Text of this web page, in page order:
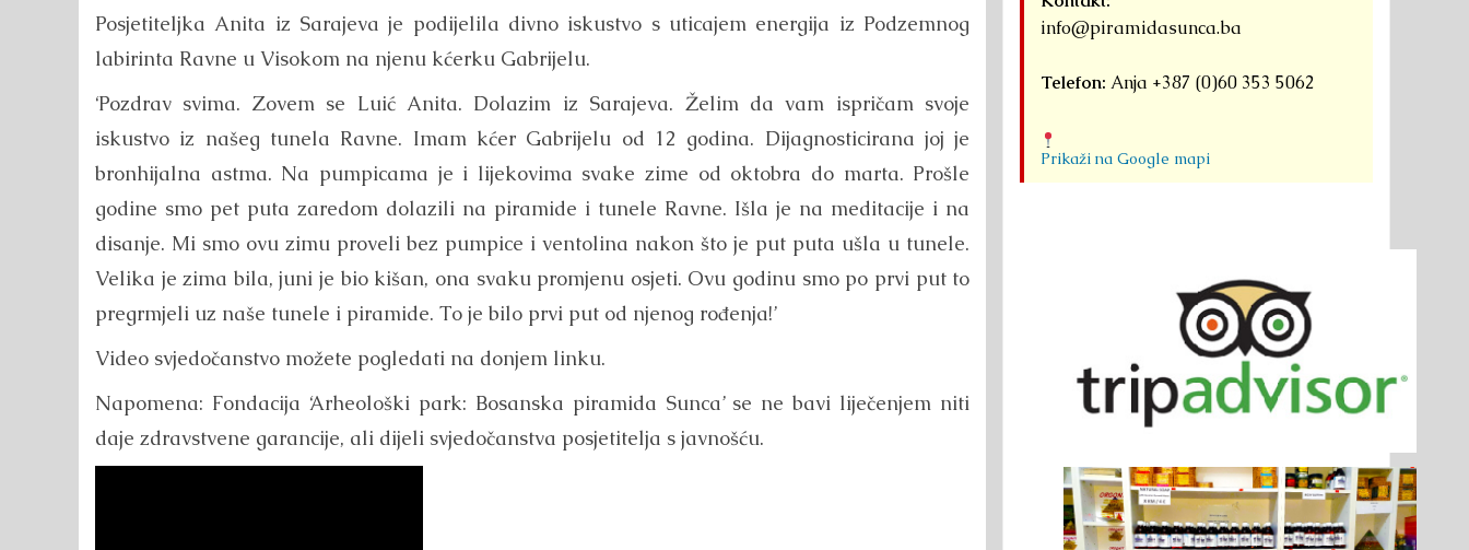
Posjetiteljka Anita iz Sarajeva je podijelila divno iskustvo s uticajem energija iz Podzemnog
labirinta Ravne u Visokom na njenu kćerku Gabrijelu.
‘Pozdrav svima. Zovem se Luić Anita. Dolazim iz Sarajeva. Želim da vam ispričam svoje
iskustvo iz našeg tunela Ravne. Imam kćer Gabrijelu od 12 godina. Dijagnosticirana joj je
bronhijalna astma. Na pumpicama je i lijekovima svake zime od oktobra do marta. Prošle
godine smo pet puta zaredom dolazili na piramide i tunele Ravne. Išla je na meditacije i na
disanje. Mi smo ovu zimu proveli bez pumpice i ventolina nakon što je put puta ušla u tunele.
Velika je zima bila, juni je bio kišan, ona svaku promjenu osjeti. Ovu godinu smo po prvi put to
pregrmjeli uz naše tunele i piramide. To je bilo prvi put od njenog rođenja!’
Video svjedočanstvo možete pogledati na donjem linku.
Napomena: Fondacija ‘Arheološki park: Bosanska piramida Sunca’ se ne bavi liječenjem niti
daje zdravstvene garancije, ali dijeli svjedočanstva posjetitelja s javnošću.
info@piramidasunca.ba
Telefon: Anja +387 (0)60 353 5062
Prikaži na Google mapi